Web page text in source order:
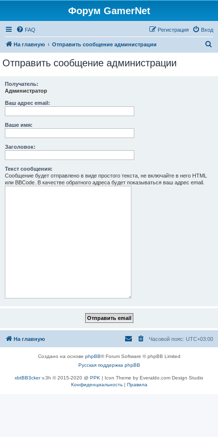
Форум GamerNet
FAQ Вход
Регистрация
На главную Отправить сообщение администрации
Отправить сообщение администрации
Получатель:
Администратор
Ваш адрес email:
Ваше имя:
Заголовок:
Текст сообщения:
Сообщение будет отправлено в виде простого текста, не включайте в него HTML
или BBCode. В качестве обратного адреса будет показываться ваш адрес email.
На главную Часовой пояс: UTC+03:00
Создано на основе phpBB® Forum Software © phpBB Limited
Русская поддержка phpBB
xbtBB3ckerv.3h © 2015-2020 @ PPK | Icon Theme by Everaldo.com Design Studio
Конфиденциальность| Правила